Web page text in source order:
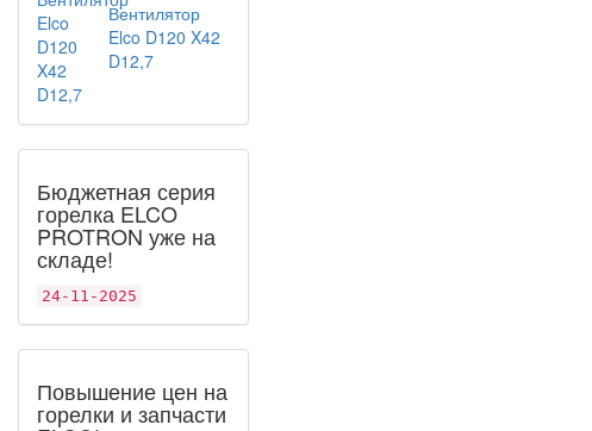
Вентилятор
Elco D120 X42
D12,7
Бюджетная серия
горелка ELCO
PROTRON уже на
складе!
24-11-2025
Повышение цен на
горелки и запчасти